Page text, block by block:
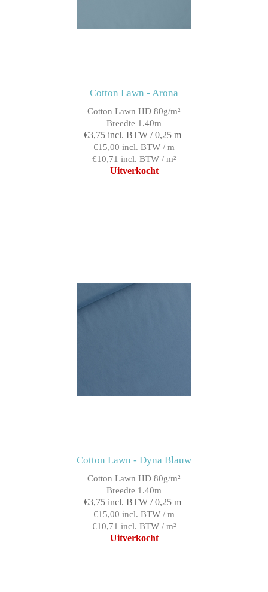
Cotton Lawn - Arona
Cotton Lawn HD 80g/m²
Breedte 1.40m
€3,75 incl. BTW / 0,25 m
€15,00 incl. BTW / m
€10,71 incl. BTW / m²
Uitverkocht
Cotton Lawn - Dyna Blauw
Cotton Lawn HD 80g/m²
Breedte 1.40m
€3,75 incl. BTW / 0,25 m
€15,00 incl. BTW / m
€10,71 incl. BTW / m²
Uitverkocht